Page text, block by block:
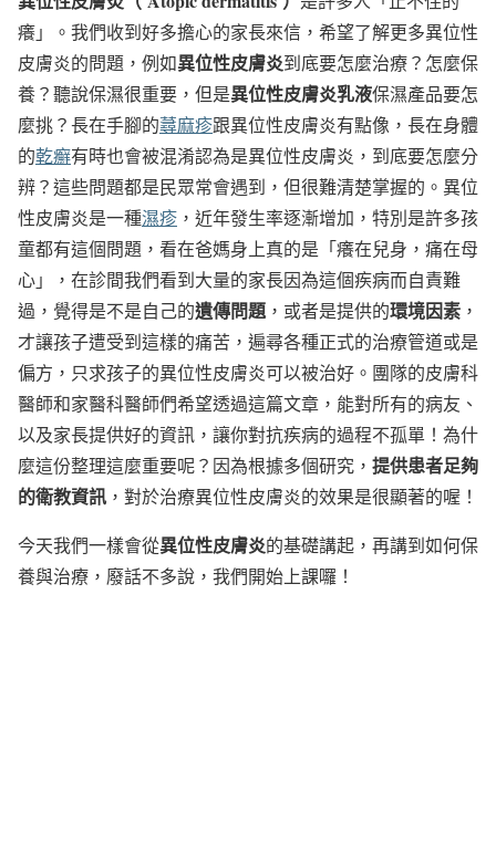
癢」。我們收到好多擔心的家長來信，希望了解更多異位性
皮膚炎的問題，例如異位性皮膚炎到底要怎麼治療？怎麼保
養？聽說保濕很重要，但是異位性皮膚炎乳液保濕產品要怎
麼挑？長在手腳的蕁麻疹跟異位性皮膚炎有點像，長在身體
的乾癬有時也會被混淆認為是異位性皮膚炎，到底要怎麼分
辨？這些問題都是民眾常會遇到，但很難清楚掌握的。異位
性皮膚炎是一種濕疹 ，近年發生率逐漸增加，特別是許多孩
童都有這個問題，看在爸媽身上真的是「癢在兒身，痛在母
心」，在診間我們看到大量的家長因為這個疾病而自責難
過，覺得是不是自己的遺傳問題，或者是提供的環境因素 ，
才讓孩子遭受到這樣的痛苦，遍尋各種正式的治療管道或是
偏方，只求孩子的異位性皮膚炎可以被治好。團隊的皮膚科
醫師和家醫科醫師們希望透過這篇文章，能對所有的病友、
以及家長提供好的資訊，讓你對抗疾病的過程不孤單！為什
麼這份整理這麼重要呢？因為根據多個研究， 提供患者足夠
的衛教資訊 ，對於治療異位性皮膚炎的效果是很顯著的喔！
今天我們一樣會從異位性皮膚炎的基礎講起，再講到如何保
養與治療，廢話不多說，我們開始上課囉！